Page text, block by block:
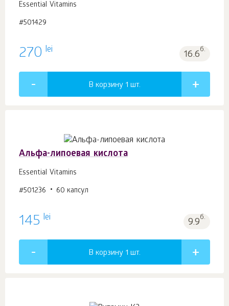
Essential Vitamins
#501429
270 lei 16.6б.
В корзину 1 шт.
Альфа-липоевая кислота
Essential Vitamins
#501236 60 капсул
145 lei 9.9б.
В корзину 1 шт.